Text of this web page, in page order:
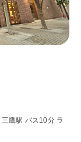
三鷹駅 バス10分 ラ